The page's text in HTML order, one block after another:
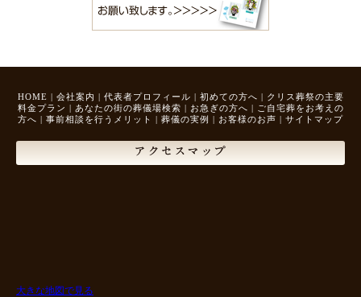
HOME | 会社案内 | 代表者プロフィール | 初めての方へ | クリス葬祭の主要
料金プラン | あなたの街の葬儀場検索 | お急ぎの方へ | ご自宅葬をお考えの
方へ | 事前相談を行うメリット | 葬儀の実例 | お客様のお声 | サイトマップ
アクセスマップ
大きな地図で見る